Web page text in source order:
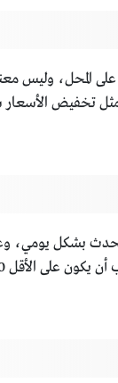
المحل، وليس
تخفيض الأسعار
بشكل يومي،